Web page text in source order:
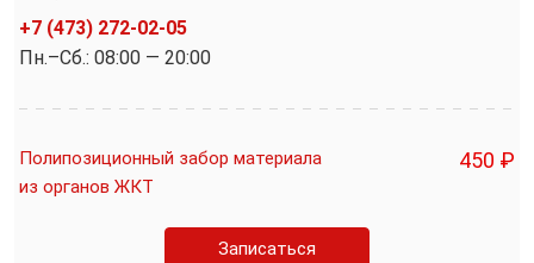
+7 (473) 272-02-05
Пн.–Cб.: 08:00 — 20:00
Полипозиционный забор материала
из органов ЖКТ
450 ₽
Записаться